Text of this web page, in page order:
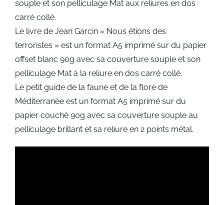
souple et son pelliculage Mat aux reliures en dos
carré collé.
Le livre de Jean Garcin « Nous étions des
terroristes » est un format A5 imprimé sur du papier
offset blanc 90g avec sa couverture souple et son
pelliculage Mat à la reliure en dos carré collé.
Le petit guide de la faune et de la flore de
Méditerranée est un format A5 imprimé sur du
papier couché 90g avec sa couverture souple au
pelliculage brillant et sa reliure en 2 points métal.